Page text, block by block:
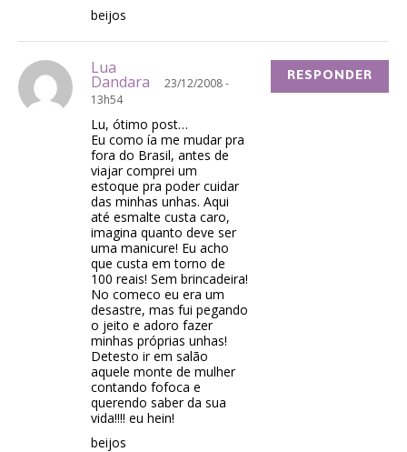
beijos
Lua
Dandara
23/12/2008 -
13h54
Lu, ótimo post…
Eu como ía me mudar pra
fora do Brasil, antes de
viajar comprei um
estoque pra poder cuidar
das minhas unhas. Aqui
até esmalte custa caro,
imagina quanto deve ser
uma manicure! Eu acho
que custa em torno de
100 reais! Sem brincadeira!
No comeco eu era um
desastre, mas fui pegando
o jeito e adoro fazer
minhas próprias unhas!
Detesto ir em salão
aquele monte de mulher
contando fofoca e
querendo saber da sua
vida!!!! eu hein!
beijos
RESPONDER